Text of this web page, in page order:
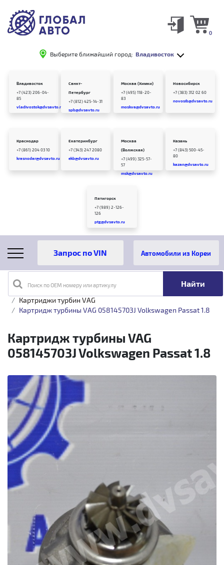
Выберите ближайший город: Владивосток
0
Владивосток
+7 (423) 206-04-
85
vladivostok@dvsavto.ru
Санкт-
Петербург
+7 (812) 425-14-31
spb@dvsavto.ru
Москва (Химки)
+7 (495) 118-20-
83
moskva@dvsavto.ru
Новосибирск
+7 (383) 312 02 60
novosib@dvsavto.ru
Краснодар
+7 (861) 204 03 10
krasnodar@dvsavto.ru
Екатеринбург
+7 (343) 247 2080
ekb@dvsavto.ru
Москва
(Волжская)
+7 (499) 325-57-
57
msk@dvsavto.ru
Казань
+7 (843) 500-45-
80
kazan@dvsavto.ru
Пятигорск
+7 (989) 2-126-
126
ptg@dvsavto.ru
Поиск по OEM номеру или артикулу
Автомобили из Кореи
Главная Каталог товаров Турбины
Картриджи турбин VAG
Картридж турбины VAG 058145703J Volkswagen Passat 1.8
Картридж турбины VAG
058145703J Volkswagen Passat 1.8